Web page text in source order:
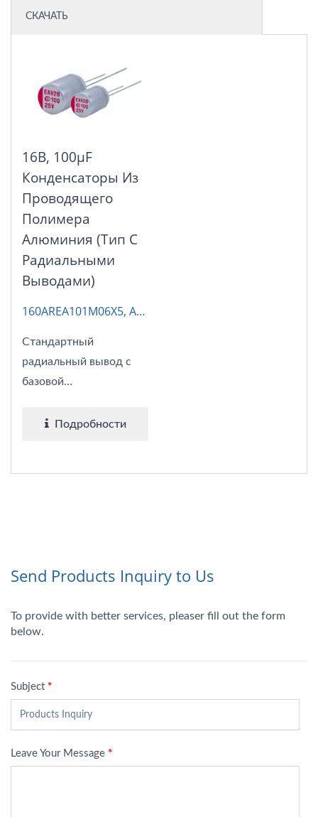
СКАЧАТЬ
16В, 100μF
Конденсаторы Из
Проводящего
Полимера
Алюминия (тип С
Радиальными
Выводами)
160AREA101M06X5, AP-
Стандартный
радиальный вывод с
базовой
Подробности